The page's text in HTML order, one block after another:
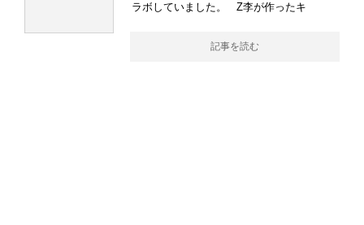
ラボしていました。 Z李が作ったキ
記事を読む